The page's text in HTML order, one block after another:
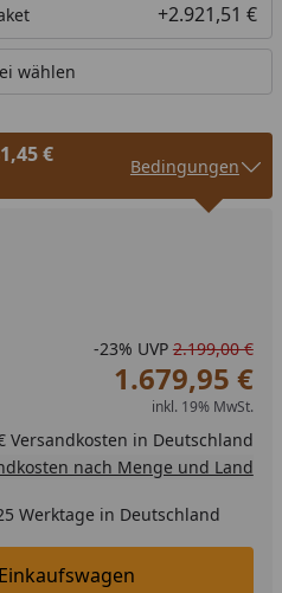
+2.921,51 €
wählen
€
Bedingungen
verringern
manuell eingeben
um eins erhöhen
-23% UVP 2.199,00 €
1.679,95 €
inkl. 19% MwSt.
Versandkosten in Deutschland
nach Menge und Land
Werktage in Deutschland
In den Einkaufswagen legen